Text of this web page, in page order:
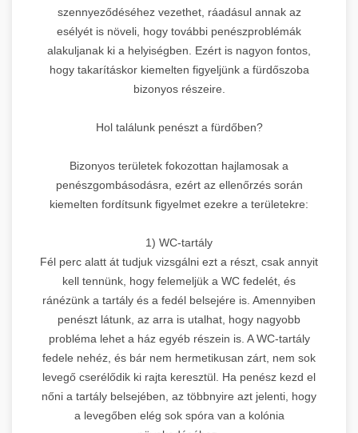
szennyeződéséhez vezethet, ráadásul annak az
esélyét is növeli, hogy további penészproblémák
alakuljanak ki a helyiségben. Ezért is nagyon fontos,
hogy takarításkor kiemelten figyeljünk a fürdőszoba
bizonyos részeire.
Hol találunk penészt a fürdőben?
Bizonyos területek fokozottan hajlamosak a
penészgombásodásra, ezért az ellenőrzés során
kiemelten fordítsunk figyelmet ezekre a területekre:
1) WC-tartály
Fél perc alatt át tudjuk vizsgálni ezt a részt, csak annyit
kell tennünk, hogy felemeljük a WC fedelét, és
ránézünk a tartály és a fedél belsejére is. Amennyiben
penészt látunk, az arra is utalhat, hogy nagyobb
probléma lehet a ház egyéb részein is. A WC-tartály
fedele nehéz, és bár nem hermetikusan zárt, nem sok
levegő cserélődik ki rajta keresztül. Ha penész kezd el
nőni a tartály belsejében, az többnyire azt jelenti, hogy
a levegőben elég sok spóra van a kolónia